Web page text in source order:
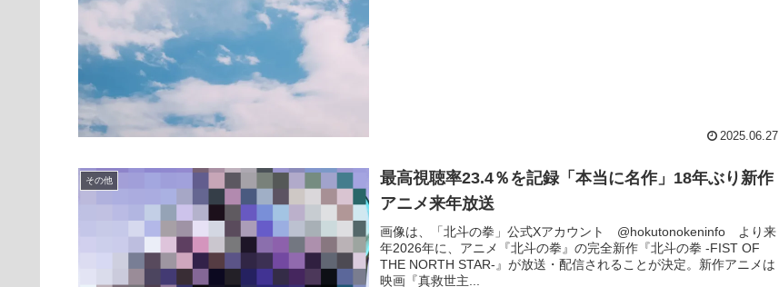
2025.06.27
その他
最高視聴率23.4％を記録「本当に名作」18年ぶり新作
アニメ来年放送
画像は、「北斗の拳」公式Xアカウント @hokutonokeninfo より来
年2026年に、アニメ『北斗の拳』の完全新作『北斗の拳 -FIST OF
THE NORTH STAR-』が放送・配信されることが決定。新作アニメは
映画『真救世主...